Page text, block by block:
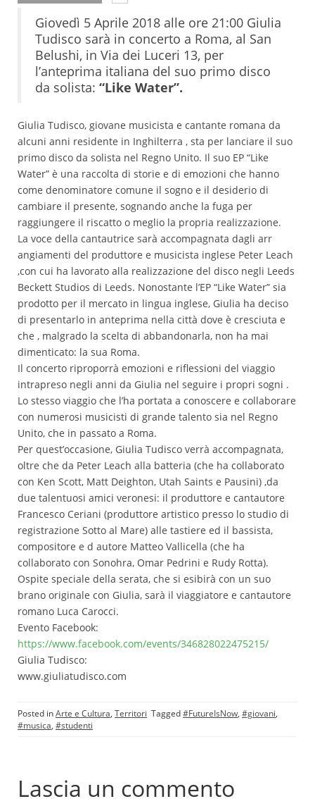
Giovedì 5 Aprile 2018 alle ore 21:00 Giulia
Tudisco sarà in concerto a Roma, al San
Belushi, in Via dei Luceri 13, per
l’anteprima italiana del suo primo disco
da solista: “Like Water”.
Giulia Tudisco, giovane musicista e cantante romana da
alcuni anni residente in Inghilterra , sta per lanciare il suo
primo disco da solista nel Regno Unito. Il suo EP “Like
Water” è una raccolta di storie e di emozioni che hanno
come denominatore comune il sogno e il desiderio di
cambiare il presente, sognando anche la fuga per
raggiungere il riscatto o meglio la propria realizzazione.
La voce della cantautrice sarà accompagnata dagli arr
angiamenti del produttore e musicista inglese Peter Leach
,con cui ha lavorato alla realizzazione del disco negli Leeds
Beckett Studios di Leeds. Nonostante l’EP “Like Water” sia
prodotto per il mercato in lingua inglese, Giulia ha deciso
di presentarlo in anteprima nella città dove è cresciuta e
che , malgrado la scelta di abbandonarla, non ha mai
dimenticato: la sua Roma.
Il concerto riproporrà emozioni e riflessioni del viaggio
intrapreso negli anni da Giulia nel seguire i propri sogni .
Lo stesso viaggio che l’ha portata a conoscere e collaborare
con numerosi musicisti di grande talento sia nel Regno
Unito, che in passato a Roma.
Per quest’occasione, Giulia Tudisco verrà accompagnata,
oltre che da Peter Leach alla batteria (che ha collaborato
con Ken Scott, Matt Deighton, Utah Saints e Pausini) ,da
due talentuosi amici veronesi: il produttore e cantautore
Francesco Ceriani (produttore artistico presso lo studio di
registrazione Sotto al Mare) alle tastiere ed il bassista,
compositore e d autore Matteo Vallicella (che ha
collaborato con Sonohra, Omar Pedrini e Rudy Rotta).
Ospite speciale della serata, che si esibirà con un suo
brano originale con Giulia, sarà il viaggiatore e cantautore
romano Luca Carocci.
Evento Facebook:
https://www.facebook.com/events/346828022475215/
Giulia Tudisco:
www.giuliatudisco.com
Posted inArte e Cultura, Territori Tagged#FutureIsNow, #giovani,
#musica, #studenti
Lascia un commento